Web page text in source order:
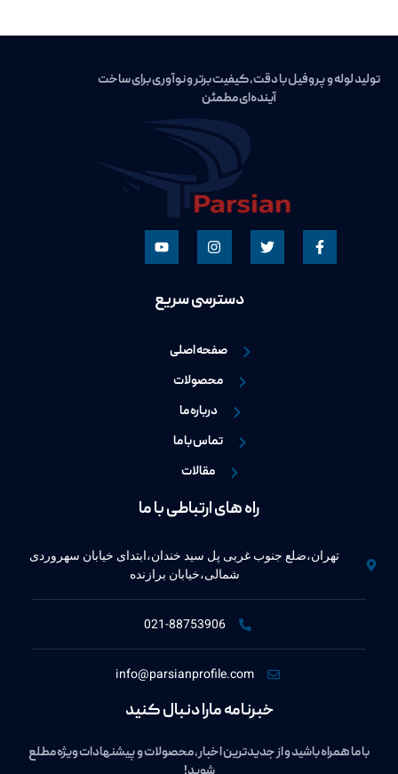
تولید لوله و پروفیل با دقت، کیفیت برتر و نوآوری برای ساخت
آینده‌ای مطمئن
دسترسی سریع
صفحه اصلی
محصولات
درباره ما
تماس با ما
مقالات
راه های ارتباطی با ما
تهران،ضلع جنوب غربی پل سید خندان،ابتدای خیابان سهروردی
شمالی،خیابان برازنده
021-88753906
info@parsianprofile.com
خبرنامه مارا دنبال کنید
با ما همراه باشید و از جدیدترین اخبار، محصولات و پیشنهادات ویژه مطلع